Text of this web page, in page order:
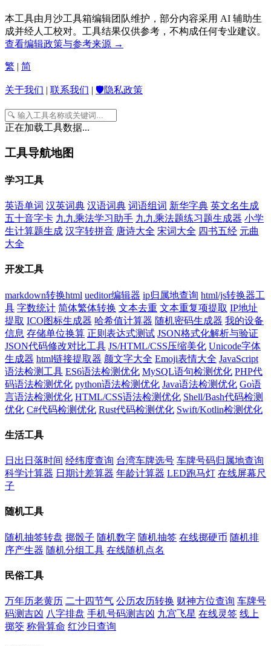
本工具由月沙工具箱编辑团队维护，部分内容采用 AI 辅助生
成并经人工校对。工具结果仅供参考，不构成任何专业建议。
查看编辑政策与参考来源 →
繁 | 简
关于我们 | 联系我们 | 🛡️隐私政策
正在加载工具数据...
工具导航地图
学习工具
英语单词 汉英词典 汉语词典 词语组词 新华字典 英文名生成
五十音字卡 九九乘法学习助手 九九乘法题练习题生成器 小学
生计算题生成 汉字转拼音 唐诗大全 宋词大全 四书五经 元曲
大全
开发工具
markdown转换html ueditor编辑器 ip归属地查询 html/js转换器工
具 字数统计 简体繁体转换 文本去重 文本重复项提取 IP地址
提取 ICO图标生成器 哈希值计算器 随机密码生成器 我的设备
信息 存储单位换算 正则表达式测试 JSON格式化解析与验证
JSON代码修改对比工具 JS/HTML/CSS压缩美化 Unicode字体
生成器 html链接提取器 颜文字大全 Emoji表情大全 JavaScript
语法检测工具 ES6语法检测优化 MySQL语句检测优化 PHP代
码语法检测优化 python语法检测优化 Java语法检测优化 Go语
言语法检测优化 HTML/CSS语法检测优化 Shell/Bash代码检测
优化 C#代码检测优化 Rust代码检测优化 Swift/Kotlin检测优化
生活工具
日出日落时间 经纬度查询 台湾车牌选号 车牌号码归属地查询
科学计算器 日期计差算器 年龄计算器 LED跑马灯 在线屏幕尺
子
随机工具
随机抽签转盘 掷骰子 随机数字 随机抽签 在线掷硬币 随机排
序产生器 随机分组工具 在线随机点名
民俗工具
万年历老黄历 二十四节气 公历农历转换 财神方位查询 车牌号
码测吉凶 八字排盘 手机号码测吉凶 九宫飞星 在线灵签 线上
掷筊 称骨算命 红沙日查询